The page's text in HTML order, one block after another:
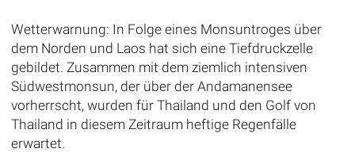
Wetterwarnung: In Folge eines Monsuntroges über
dem Norden und Laos hat sich eine Tiefdruckzelle
gebildet. Zusammen mit dem ziemlich intensiven
Südwestmonsun, der über der Andamanensee
vorherrscht, wurden für Thailand und den Golf von
Thailand in diesem Zeitraum heftige Regenfälle
erwartet.